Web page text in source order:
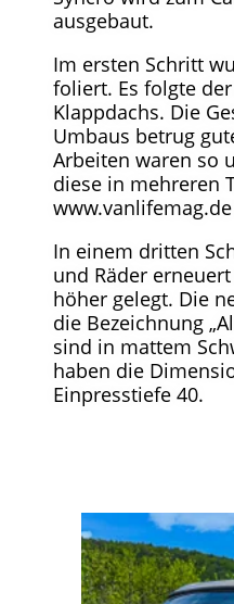
ausgebaut.
Im ersten Schritt
foliert. Es folgte
Klappdachs. Die
Umbaus betrug
Arbeiten waren so
diese in mehreren
In einem dritten
und Räder
höher gelegt. Die
die Bezeichnung
sind in mattem
haben die
Einpresstiefe 40.